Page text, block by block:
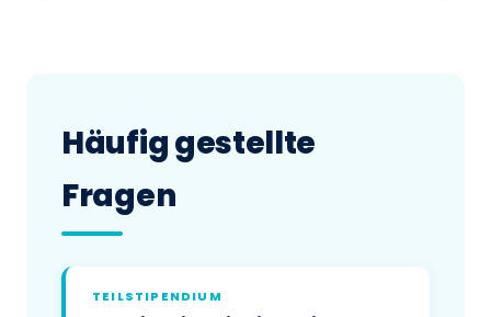
Häufig gestellte
Fragen
TEILSTIPENDIUM